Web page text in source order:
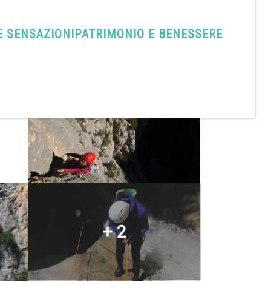
SENSAZIONIPATRIMONIO E BENESSERE
+ 2